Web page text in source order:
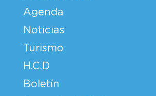
Agenda
Noticias
Turismo
H.C.D
Boletín